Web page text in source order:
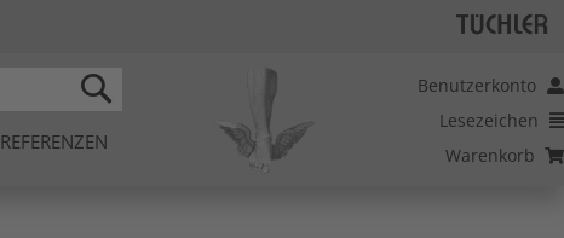
REFERENZEN
Benutzerkonto
Lesezeichen
Warenkorb